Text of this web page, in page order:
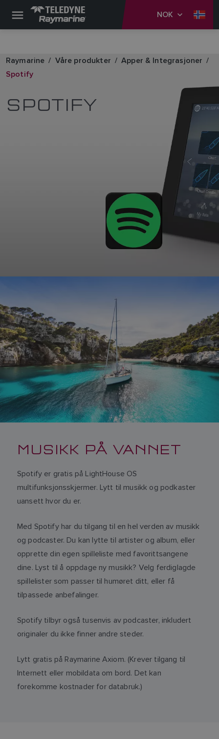
NOK
Raymarine Våre produkter
Apper & Integrasjoner
Spotify
SPOTIFY
MUSIKK PÅ VANNET
Spotify er gratis på LightHouse OS
multifunksjonsskjermer. Lytt til musikk og podkaster
uansett hvor du er.
Med Spotify har du tilgang til en hel verden av musikk
og podcaster. Du kan lytte til artister og album, eller
opprette din egen spilleliste med favorittsangene
dine. Lyst til å oppdage ny musikk? Velg ferdiglagde
spillelister som passer til humøret ditt, eller få
tilpassede anbefalinger.
Spotify tilbyr også tusenvis av podcaster, inkludert
originaler du ikke finner andre steder.
Lytt gratis på Raymarine Axiom. (Krever tilgang til
Internett eller mobildata om bord. Det kan
forekomme kostnader for databruk.)